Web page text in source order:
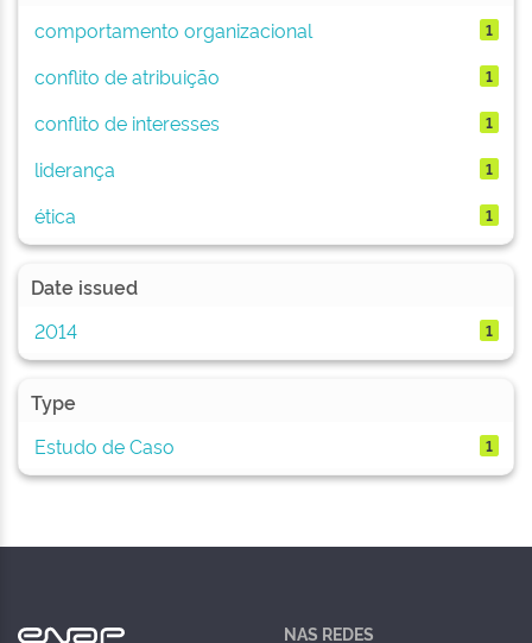
comportamento organizacional
1
conflito de atribuição 1
conflito de interesses 1
liderança 1
ética 1
Date issued
2014
1
Type
Estudo de Caso
1
NAS REDES